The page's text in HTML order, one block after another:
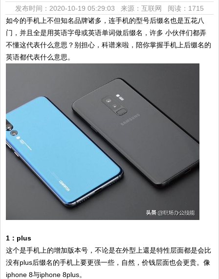
发布时间：2020-10-19 05:29:03 来源：互联网 阅读：1715
如今的手机上不但知名品牌诸多，连手机的型号后缀名也是五花八
门，并且全是用英语字母或英语单词做后缀名，许多 小伙伴们都弄
不懂这代表什么意思？别担心，科谱来啦，陪你掌握手机上后缀名的
英语都代表什么意思。
1：plus
这个是手机上的增加版本号，不论是在外型上還是特性层面都是会比
没有plus后缀名的手机上要更强一些，自然，价钱层面也会更贵。像
iphone 8与iphone 8plus。